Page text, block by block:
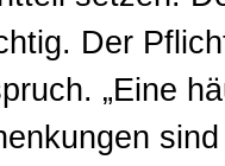
Der
„Eine